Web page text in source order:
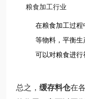
粮食加工行业
在粮食加工过程
等物料，平衡生
可以对粮食进行
总之，缓存料仓在